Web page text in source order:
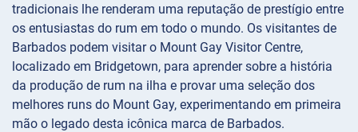
tradicionais lhe renderam uma reputação de prestígio entre
os entusiastas do rum em todo o mundo. Os visitantes de
Barbados podem visitar o Mount Gay Visitor Centre,
localizado em Bridgetown, para aprender sobre a história
da produção de rum na ilha e provar uma seleção dos
melhores runs do Mount Gay, experimentando em primeira
mão o legado desta icônica marca de Barbados.